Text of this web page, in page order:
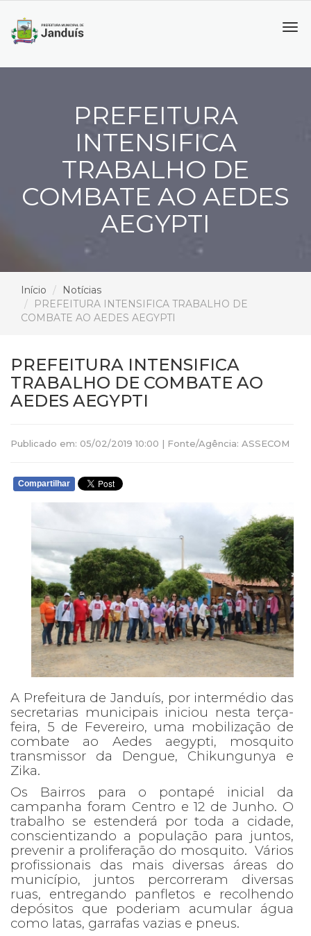
PREFEITURA
INTENSIFICA
TRABALHO DE
COMBATE AO AEDES
AEGYPTI
Início
Notícias
PREFEITURA INTENSIFICA TRABALHO DE
COMBATE AO AEDES AEGYPTI
PREFEITURA INTENSIFICA
TRABALHO DE COMBATE AO
AEDES AEGYPTI
Publicado em: 05/02/2019 10:00 | Fonte/Agência: ASSECOM
Compartilhar
A Prefeitura de Janduís, por intermédio das
secretarias municipais iniciou nesta terça-
feira, 5 de Fevereiro, uma mobilização de
combate ao Aedes aegypti, mosquito
transmissor da Dengue, Chikungunya e
Zika.
Os Bairros para o pontapé inicial da
campanha foram Centro e 12 de Junho. O
trabalho se estenderá por toda a cidade,
conscientizando a população para juntos,
prevenir a proliferação do mosquito. Vários
profissionais das mais diversas áreas do
município, juntos percorreram diversas
ruas, entregando panfletos e recolhendo
depósitos que poderiam acumular água
como latas, garrafas vazias e pneus.